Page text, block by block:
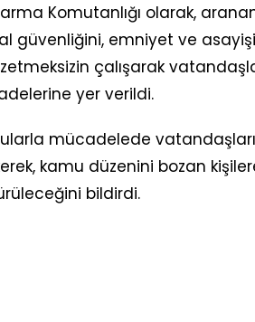
Komutanlığı olarak,
güvenliğini, emniyet ve
çalışarak
yer verildi.
mücadelede
kamu düzenini bozan
bildirdi.